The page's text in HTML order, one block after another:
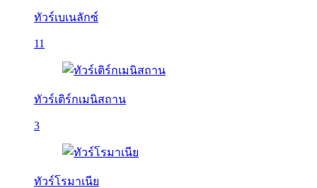
ทัวร์เบเนลักซ์
11
ทัวร์เติร์กเมนิสถาน
3
ทัวร์โรมาเนีย